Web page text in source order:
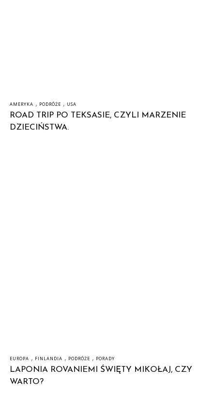
AMERYKA , PODRÓŻE , USA
ROAD TRIP PO TEKSASIE, CZYLI MARZENIE
DZIECIŃSTWA.
EUROPA , FINLANDIA , PODRÓŻE , PORADY
LAPONIA ROVANIEMI ŚWIĘTY MIKOŁAJ, CZY
WARTO?